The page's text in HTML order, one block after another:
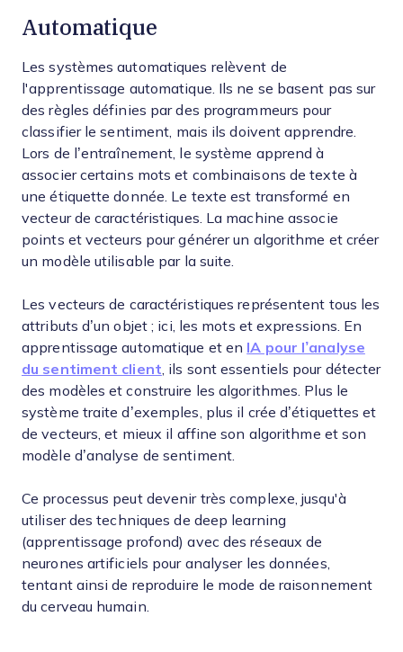
Automatique
Les systèmes automatiques relèvent de
l'apprentissage automatique. Ils ne se basent pas sur
des règles définies par des programmeurs pour
classifier le sentiment, mais ils doivent apprendre.
Lors de l’entraînement, le système apprend à
associer certains mots et combinaisons de texte à
une étiquette donnée. Le texte est transformé en
vecteur de caractéristiques. La machine associe
points et vecteurs pour générer un algorithme et créer
un modèle utilisable par la suite.
Les vecteurs de caractéristiques représentent tous les
attributs d’un objet ; ici, les mots et expressions. En
apprentissage automatique et en IA pour l’analyse
du sentiment client , ils sont essentiels pour détecter
des modèles et construire les algorithmes. Plus le
système traite d’exemples, plus il crée d’étiquettes et
de vecteurs, et mieux il affine son algorithme et son
modèle d’analyse de sentiment.
Ce processus peut devenir très complexe, jusqu'à
utiliser des techniques de deep learning
(apprentissage profond) avec des réseaux de
neurones artificiels pour analyser les données,
tentant ainsi de reproduire le mode de raisonnement
du cerveau humain.